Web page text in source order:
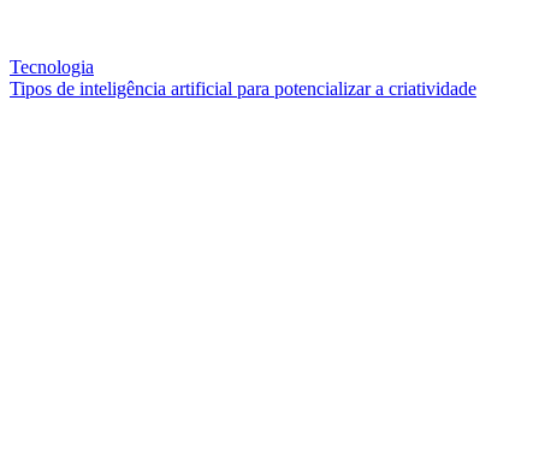
Tecnologia
Tipos de inteligência artificial para potencializar a criatividade